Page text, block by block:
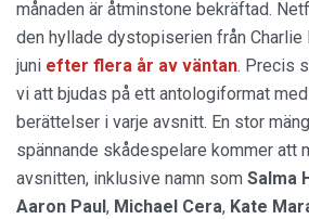
månaden är åtminstone bekräftad.
den hyllade dystopiserien från Charlie
juni efter flera år av väntan. Precis
vi att bjudas på ett antologiformat
berättelser i varje avsnitt. En stor
spännande skådespelare kommer att
avsnitten, inklusive namn som Salma
Aaron Paul , Michael Cera, Kate